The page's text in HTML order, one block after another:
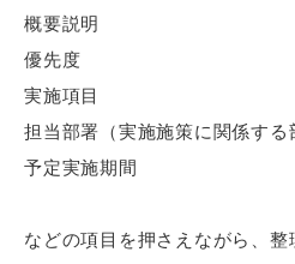
概要説明
優先度
実施項目
担当部署（実施施策に関係する
予定実施期間
などの項目を押さえながら、整